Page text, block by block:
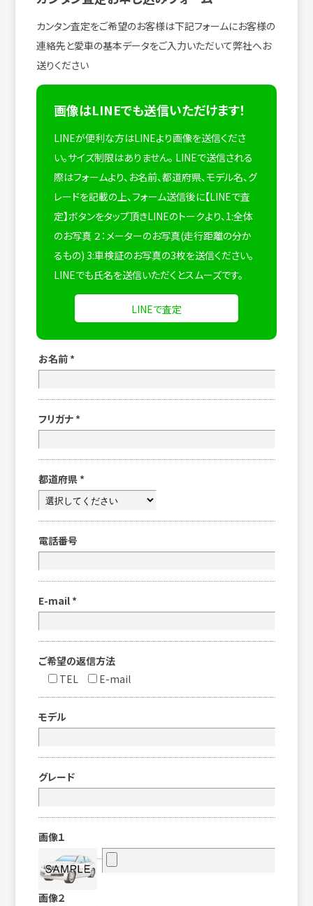
カンタン査定をご希望のお客様は下記フォームにお客様の
連絡先と愛車の基本データをご入力いただいて弊社へお
送りください
画像はLINEでも送信いただけます！
LINEが便利な方はLINEより画像を送信くださ
い。サイズ制限はありません。 LINEで送信される
際はフォームより、お名前、都道府県、モデル名、グ
レードを記載の上、フォーム送信後に【LINEで査
定】ボタンをタップ頂きLINEのトークより、1:全体
のお写真 ２：メーターのお写真(走行距離の分か
るもの) 3:車検証のお写真の3枚を送信ください。
LINEでも氏名を送信いただくとスムーズです。
LINEで査定
お名前 *
フリガナ *
都道府県 *
電話番号
E-mail *
ご希望の返信方法
TEL
E-mail
モデル
グレード
画像１
画像２